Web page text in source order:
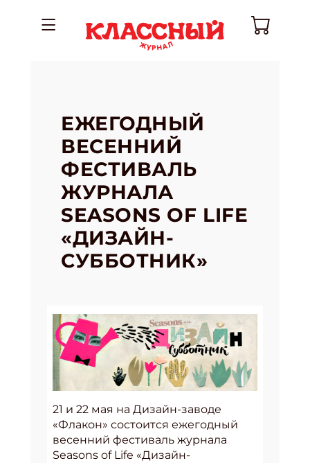
ЕЖЕГОДНЫЙ
ВЕСЕННИЙ
ФЕСТИВАЛЬ
ЖУРНАЛА
SEASONS OF LIFE
«ДИЗАЙН-
СУББОТНИК»
21 и 22 мая на Дизайн-заводе
«Флакон» состоится ежегодный
весенний фестиваль журнала
Seasons of Life «Дизайн-